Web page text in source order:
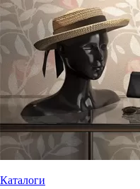
Каталоги